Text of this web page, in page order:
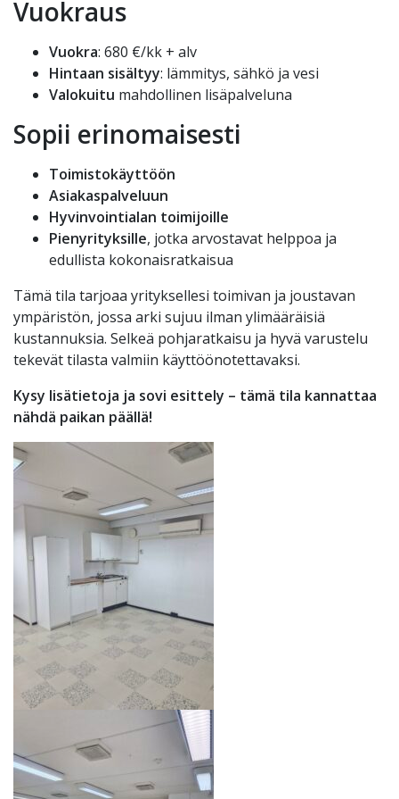
Vuokraus
Vuokra: 680 €/kk + alv
Hintaan sisältyy: lämmitys, sähkö ja vesi
Valokuitu mahdollinen lisäpalveluna
Sopii erinomaisesti
Toimistokäyttöön
Asiakaspalveluun
Hyvinvointialan toimijoille
Pienyrityksille, jotka arvostavat helppoa ja
edullista kokonaisratkaisua
Tämä tila tarjoaa yrityksellesi toimivan ja joustavan
ympäristön, jossa arki sujuu ilman ylimääräisiä
kustannuksia. Selkeä pohjaratkaisu ja hyvä varustelu
tekevät tilasta valmiin käyttöönotettavaksi.
Kysy lisätietoja ja sovi esittely – tämä tila kannattaa
nähdä paikan päällä!